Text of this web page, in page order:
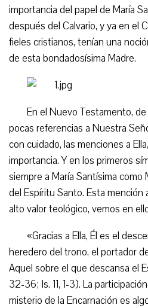
importancia del papel de María
después del Calvario, y ya en el
fieles cristianos, tenían una
de esta bondadosísima Madre.
En el Nuevo Testamento,
pocas referencias a Nuestra
con cuidado, las menciones a
importancia. Y en los primeros
siempre a María Santísima como
del Espíritu Santo. Esta mención
alto valor teológico, vemos en
«Gracias a Ella, Él es el
heredero del trono, el portador
Aquel sobre el que descansa el
32-36; Is. 11, 1-3). La
misterio de la Encarnación es